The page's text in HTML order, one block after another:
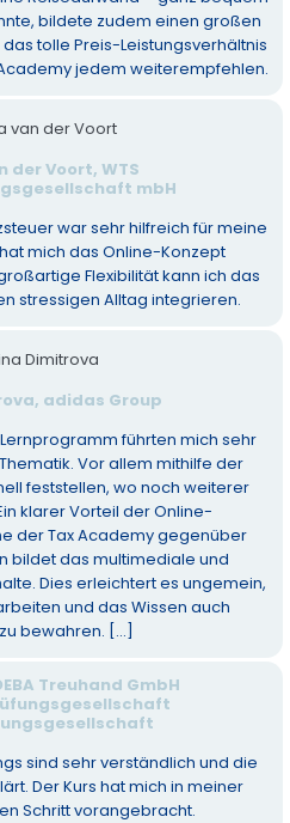
bildete zudem einen großen
tolle Preis-Leistungsverhältnis
jedem weiterempfehlen.
der Voort, WTS
mbH
war sehr hilfreich für meine
mich das Online-Konzept
Flexibilität kann ich das
stressigen Alltag integrieren.
adidas Group
führten mich sehr
Vor allem mithilfe der
feststellen, wo noch weiterer
klarer Vorteil der Online-
der Tax Academy gegenüber
bildet das multimediale und
Dies erleichtert es ungemein,
und das Wissen auch
bewahren. [...]
Treuhand GmbH
sind sehr verständlich und die
Der Kurs hat mich in meiner
Schritt vorangebracht.